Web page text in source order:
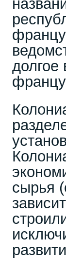
долгое
сырья